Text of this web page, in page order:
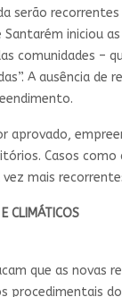
serão
Santarém iniciou
comunidades –
A ausência de
aprovado,
Casos
mais
CLIMÁTICOS
que as novas
procedimentais